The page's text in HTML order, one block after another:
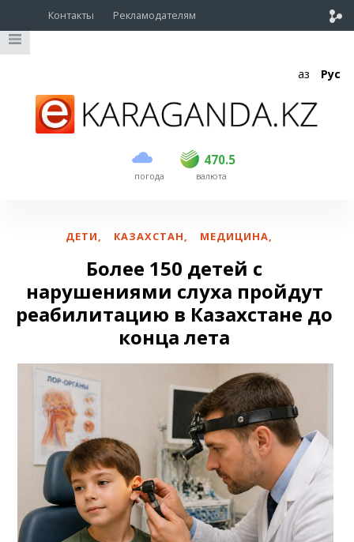
Контакты Рекламодателям
Қаз Рус
погода
470.5
USD 469.5 470.5
EUR валюта
ДЕТИ, КАЗАХСТАН, МЕДИЦИНА,
Более 150 детей с
нарушениями слуха пройдут
реабилитацию в Казахстане до
конца лета